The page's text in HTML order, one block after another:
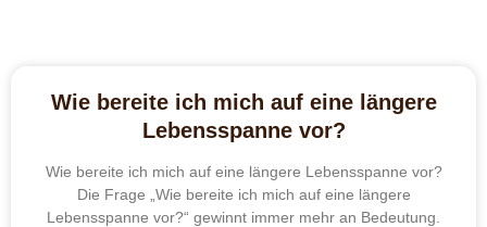
Wie bereite ich mich auf eine längere
Lebensspanne vor?
Wie bereite ich mich auf eine längere Lebensspanne vor?
Die Frage „Wie bereite ich mich auf eine längere
Lebensspanne vor?“ gewinnt immer mehr an Bedeutung.